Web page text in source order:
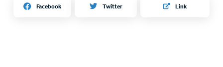
Facebook Twitter Link